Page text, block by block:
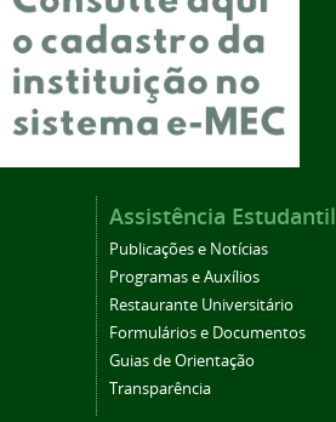
Assistência Estudantil
Publicações e Notícias
Programas e Auxílios
Restaurante Universitário
Formulários e Documentos
Guias de Orientação
Transparência